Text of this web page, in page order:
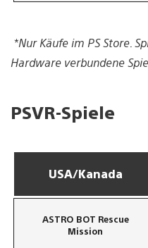
*Nur Käufe im PS Store.
Hardware verbundene
PSVR-Spiele
USA/Kanada
ASTRO BOT Rescue
Mission